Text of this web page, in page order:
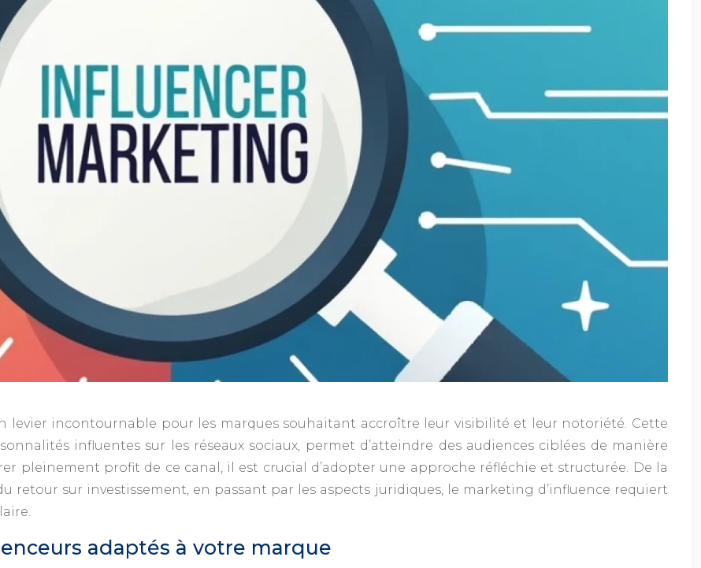
levier incontournable pour les marques souhaitant accroître leur visibilité et leur notoriété. Cette
influentes sur les réseaux sociaux, permet d’atteindre des audiences ciblées de manière
pleinement profit de ce canal, il est crucial d’adopter une approche réfléchie et structurée. De la
retour sur investissement, en passant par les aspects juridiques, le marketing d’influence requiert
adaptés à votre marque